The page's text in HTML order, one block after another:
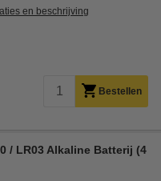
en beschrijving
Bestellen
/ LR03 Alkaline Batterij (4